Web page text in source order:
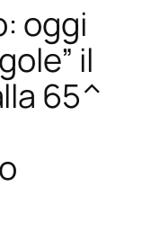
oggi
il
65^